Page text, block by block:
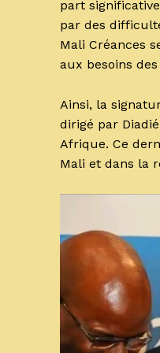
part
par des
Mali Créances
aux besoins
Ainsi, la
dirigé par
Afrique. Ce
Mali et dans la